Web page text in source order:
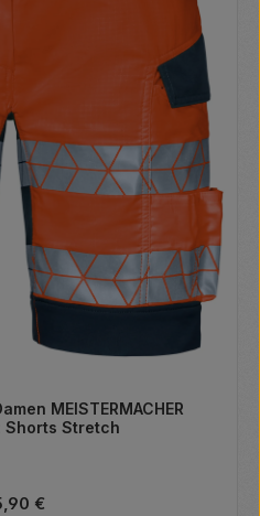
MEISTERMACHER
Shorts Stretch
Preis:
€